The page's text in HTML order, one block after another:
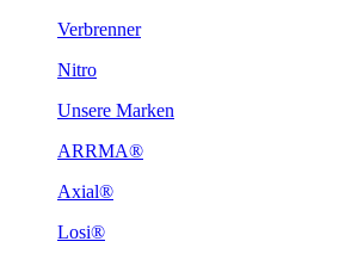
Verbrenner
Nitro
Unsere Marken
ARRMA®
Axial®
Losi®